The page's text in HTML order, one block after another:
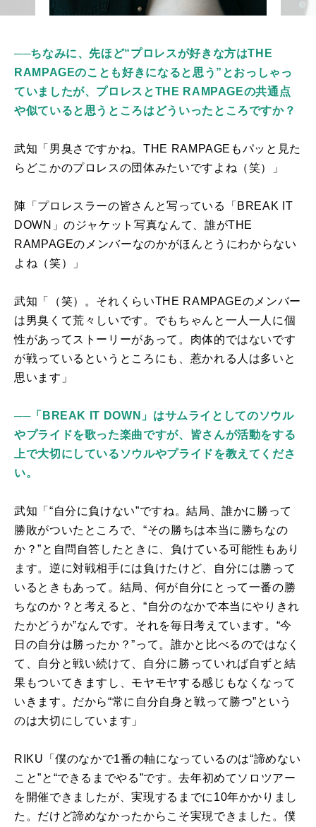
──ちなみに、先ほど“プロレスが好きな方はTHE
RAMPAGEのことも好きになると思う”とおっしゃっ
ていましたが、プロレスとTHE RAMPAGEの共通点
や似ていると思うところはどういったところですか？
武知「男臭さですかね。THE RAMPAGE もパッと見た
らどこかのプロレスの団体みたいですよね（笑）」
陣「プロレスラーの皆さんと写っている「 BREAK IT
DOWN 」のジャケット写真なんて、誰がTHE
RAMPAGEのメンバーなのかがほんとうにわからない
よね（笑）」
武知「（笑）。それくらいTHE RAMPAGEのメンバー
は男臭くて荒々しいです。でもちゃんと一人一人に個
性があってストーリーがあって。肉体的ではないです
が戦っているというところにも、惹かれる人は多いと
思います」
──「BREAK IT DOWN」はサムライとしてのソウル
やプライドを歌った楽曲ですが、皆さんが活動をする
上で大切にしているソウルやプライドを教えてくださ
い。
武知「“自分に負けない”ですね。結局、誰かに勝って
勝敗がついたところで、“その勝ちは本当に勝ちなの
か？”と自問自答したときに、負けている可能性もあり
ます。逆に対戦相手には負けたけど、自分には勝って
いるときもあって。結局、何が自分にとって一番の勝
ちなのか？と考えると、“自分のなかで本当にやりきれ
たかどうか”なんです。それを毎日考えています。“今
日の自分は勝ったか？”って。誰かと比べるのではなく
て、自分と戦い続けて、自分に勝っていれば自ずと結
果もついてきますし、モヤモヤする感じもなくなって
いきます。だから“常に自分自身と戦って勝つ”という
のは大切にしています」
RIKU「僕のなかで1番の軸になっているのは“諦めない
こと”と“できるまでやる”です。去年初めてソロツアー
を開催できましたが、実現するまでに10年かかりまし
た。だけど諦めなかったからこそ実現できました。僕